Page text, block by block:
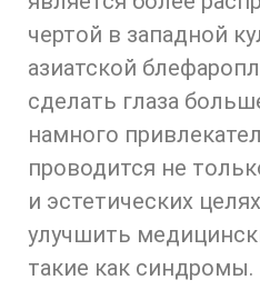
чертой в западной
азиатской
сделать глаза
намного
проводится не
и эстетических
улучшить
такие как синдромы.